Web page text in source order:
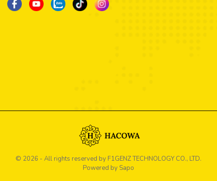
© 2026 - All rights reserved by F1GENZ TECHNOLOGY CO., LTD.
Powered by Sapo